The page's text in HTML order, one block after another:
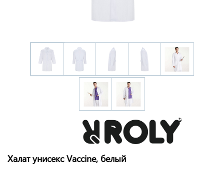
Халат унисекс Vaccine, белый